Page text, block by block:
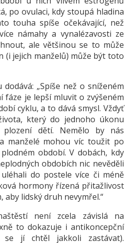
po ovulaci, kdy stoupá hladina
touha spíše očekávající, než
námahy a vynalézavosti ze
ale většinou se to může
(i jejich manželů) může být toto
„Spíše než o sníženém
fáze je lepší mluvit o zvýšeném
cyklu, a to dává smysl. Vždyť
který do jednoho úkonu
plození dětí. Nemělo by nás
manželé mohou víc toužit po
období. V dobách, kdy
obdobích nic nevěděli
do postele více či méně
hormony řízená přitažlivost
aby lidský druh nevymřel.“
není zcela závislá na
to dokazuje i antikoncepční
se jí chtěl jakkoli zastávat).